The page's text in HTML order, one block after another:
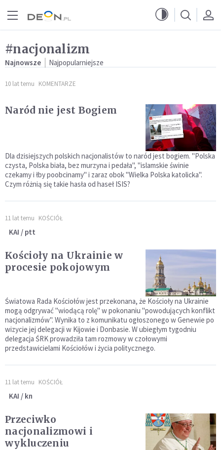
#nacjonalizm
Najnowsze Najpopularniejsze
10 lat temu KOMENTARZE
Naród nie jest Bogiem
Dla dzisiejszych polskich nacjonalistów to naród jest bogiem. "Polska
czysta, Polska biała, bez murzyna i pedała", "islamskie świnie
czekamy i łby poobcinamy" i zaraz obok "Wielka Polska katolicka".
Czym różnią się takie hasła od haseł ISIS?
11 lat temu KOŚCIÓŁ
KAI / ptt
Kościoły na Ukrainie w
procesie pokojowym
Światowa Rada Kościołów jest przekonana, że Kościoły na Ukrainie
mogą odgrywać "wiodącą rolę" w pokonaniu "powodujących konflikt
nacjonalizmów". Wynika to z komunikatu ogłoszonego w Genewie po
wizycie jej delegacji w Kijowie i Donbasie. W ubiegłym tygodniu
delegacja ŚRK prowadziła tam rozmowy w czołowymi
przedstawicielami Kościołów i życia politycznego.
11 lat temu KOŚCIÓŁ
KAI / kn
Przeciwko
nacjonalizmowi i
wykluczeniu